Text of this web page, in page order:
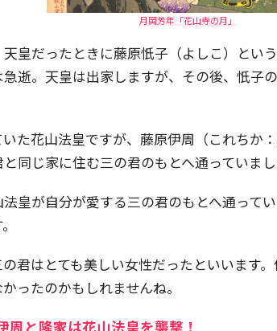
月岡芳年「花山寺の月」
皇だったときに藤原忯子（よしこ）とい
急逝。天皇は出家しますが、その後、忯子
た花山法皇ですが、藤原伊周（これちか
同じ家に住む三の君のもとへ通っていまし
皇が自分が愛する三の君のもとへ通って
君はとても美しい女性だったといいます
ったのかもしれませんね。
周と隆家は花山法皇を襲撃！